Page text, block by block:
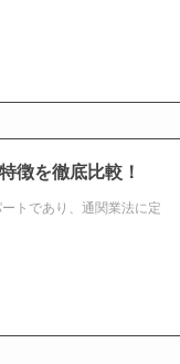
徴を徹底比較！
トであり、通関業法に定